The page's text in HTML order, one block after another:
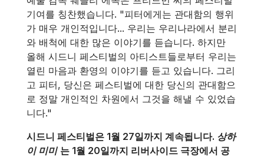
기여를 칭찬했습니다. "피터에게는 관대함의 행위
가 매우 개인적입니다... 우리는 우리나라에서 분리
와 배척에 대한 많은 이야기를 듣습니다. 하지만
올해 시드니 페스티벌의 아티스트들로부터 우리는
열린 마음과 환영의 이야기를 듣고 있습니다. 그리
고 피터, 당신은 페스티벌에 대한 당신의 관대함으
로 정말 개인적인 차원에서 그것을 해낼 수 있었습
니다."
시드니 페스티벌은 1월 27일까지 계속됩니다. 상하
이 미미 는 1월 20일까지 리버사이드 극장에서 공